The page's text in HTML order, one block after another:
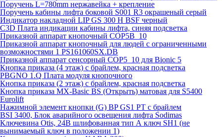
Поручень L=780mm нержавейка + крепление
Поручень кабины лифта боковой S001 R3 окрашеный серый
Индикатор накладной LIP GS 300 H BSF черный
C3D Плата индикации кабины лифта, синяя подсветка
Приказной аппарат кнопочный COP5B_10
Приказной аппарат кнопочный для людей с ограниченными
возможностями 1 PS161060SX.DB
Приказной аппарат сенсорный COP5_10 для Bionic 5
Кнопка приказа (4 этаж) с брайлем, красная подсветка
PBGNO 1.Q Плата модуля кнопочного
Кнопка приказа (2 этаж) с брайлем, красная подсветка
Кнопка приказа MX-Basic BS (Открыть) матовая для S5400
Eurolift
Нажимной элемент кнопки (G) BP GS1 PT с брайлем
BSI 3400, Блок аварийного освещения лифта Sodimas
Ключевина Otis, 24В шлифованная тип А ключ SH1 (не
вынимаемый ключ в положении 1)